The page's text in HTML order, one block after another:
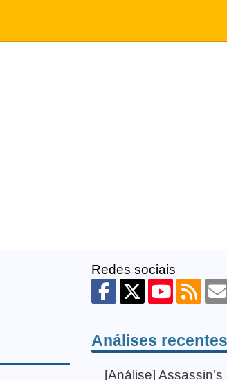
Redes sociais
Análises recentes
[Análise] Assassin’s